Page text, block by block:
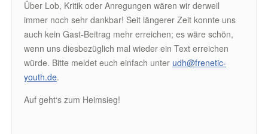
Über Lob, Kritik oder Anregungen wären wir derweil
immer noch sehr dankbar! Seit längerer Zeit konnte uns
auch kein Gast-Beitrag mehr erreichen; es wäre schön,
wenn uns diesbezüglich mal wieder ein Text erreichen
würde. Bitte meldet euch einfach unter udh@frenetic-
youth.de.
Auf geht‘s zum Heimsieg!